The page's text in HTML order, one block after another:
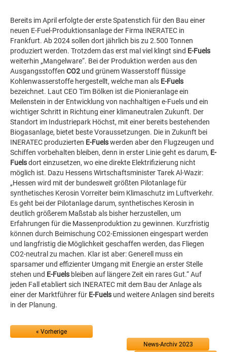
Bereits im April erfolgte der erste Spatenstich für den Bau einer
neuen E-Fuel-Produktionsanlage der Firma INERATEC in
Frankfurt. Ab 2024 sollen dort jährlich bis zu 2.500 Tonnen
produziert werden. Trotzdem das erst mal viel klingt sind E-Fuels
weiterhin „Mangelware“. Bei der Produktion werden aus den
Ausgangsstoffen CO2 und grünem Wasserstoff flüssige
Kohlenwasserstoffe hergestellt, welche man als E-Fuels
bezeichnet. Laut CEO Tim Bölken ist die Pionieranlage ein
Meilenstein in der Entwicklung von nachhaltigen e-Fuels und ein
wichtiger Schritt in Richtung einer klimaneutralen Zukunft. Der
Standort im Industriepark Höchst, mit einer bereits bestehenden
Biogasanlage, bietet beste Voraussetzungen. Die in Zukunft bei
INERATEC produzierten E-Fuelswerden aber den Flugzeugen und
Schiffen vorbehalten bleiben, denn in erster Linie geht es darum, E-
Fuelsdort einzusetzen, wo eine direkte Elektrifizierung nicht
möglich ist. Dazu Hessens Wirtschaftsminister Tarek Al-Wazir:
„Hessen wird mit der bundesweit größten Pilotanlage für
synthetisches Kerosin Vorreiter beim Klimaschutz im Luftverkehr.
Es geht bei der Pilotanlage darum, synthetisches Kerosin in
deutlich größerem Maßstab als bisher herzustellen, um
Erfahrungen für die Massenproduktion zu gewinnen. Kurzfristig
können durch Beimischung CO2-Emissionen eingespart werden
und langfristig die Möglichkeit geschaffen werden, das Fliegen
CO2-neutral zu machen. Klar ist aber: Generell muss ein
sparsamer und effizienter Umgang mit Energie an erster Stelle
stehen und E-Fuels bleiben auf längere Zeit ein rares Gut.“ Auf
jeden Fall etabliert sich INERATEC mit dem Bau der Anlage als
einer der Marktführer für E-Fuels und weitere Anlagen sind bereits
in der Planung.
« Vorherige
News-Archiv 2023